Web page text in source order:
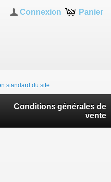
Panier
Connexion
standard du site
Conditions générales de
vente